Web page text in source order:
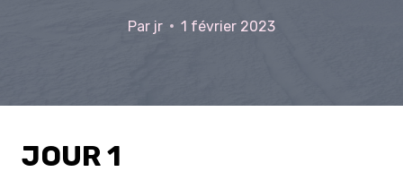
Par jr 1 février 2023
JOUR 1